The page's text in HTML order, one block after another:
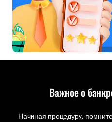
Важное о
Начиная процедуру,